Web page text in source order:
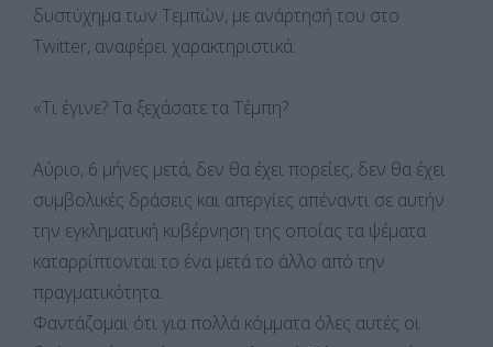
δυστύχημα των Τεμπών, με ανάρτησή του στο
Twitter, αναφέρει χαρακτηριστικά:
«Τι έγινε? Τα ξεχάσατε τα Τέμπη?
Αύριο, 6 μήνες μετά, δεν θα έχει πορείες, δεν θα έχει
συμβολικές δράσεις και απεργίες απέναντι σε αυτήν
την εγκληματική κυβέρνηση της οποίας τα ψέματα
καταρρίπτονται το ένα μετά το άλλο από την
πραγματικότητα.
Φαντάζομαι ότι για πολλά κόμματα όλες αυτές οι